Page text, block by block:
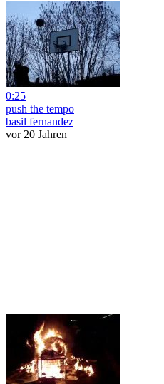
0:25
push the tempo
basil fernandez
vor 20 Jahren